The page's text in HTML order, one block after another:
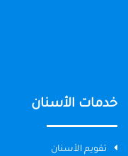
خدمات الأسنان
تقويم الأسنان